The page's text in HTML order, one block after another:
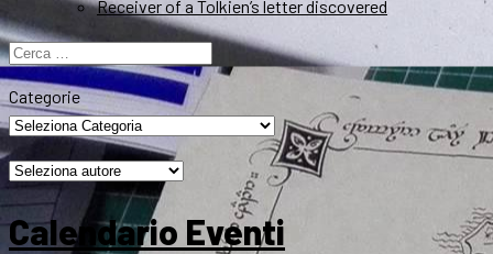
Receiver of a Tolkien’s letter discovered
Ricerca
per:
Categorie
Calendario Eventi